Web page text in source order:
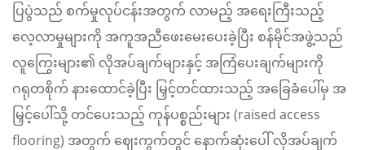
ပြပွဲသည် စက်မှုလုပ်ငန်းအတွက် လာမည့် အရေးကြီးသည့်
လေ့လာမှုများကို အကူအညီဖေးမေးပေးခဲ့ပြီး စန်မိုင်အဖွဲ့သည်
လူကြွေးများ၏ လိုအပ်ချက်များနှင့် အကြံပေးချက်များကို
ဂရုတစိုက် နားထောင်ခဲ့ပြီး မြှင့်တင်ထားသည့် အခြေခံပေါ်မှ အ
မြှင့်ပေါ်သို့ တင်ပေးသည့် ကုန်ပစ္စည်းများ (raised access
flooring) အတွက် ဈေးကွက်တွင် နောက်ဆုံးပေါ် လိုအပ်ချက်